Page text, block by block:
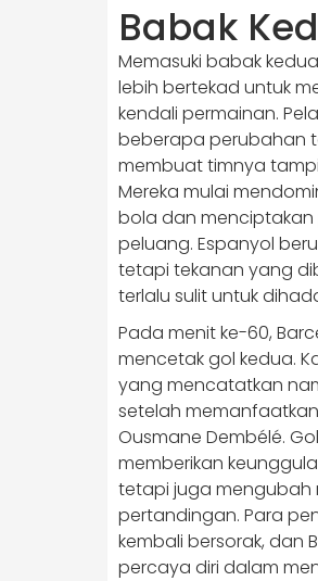
Babak
Memasuki babak
lebih bertekad untuk
kendali permainan.
beberapa perubahan
membuat timnya
Mereka mulai
bola dan
peluang. Espanyol
tetapi tekanan yang
terlalu sulit untuk
Pada menit ke-60,
mencetak gol kedua.
yang mencatatkan
setelah
Ousmane Dembélé.
memberikan
tetapi juga mengubah
pertandingan. Para
kembali bersorak, dan
percaya diri dalam